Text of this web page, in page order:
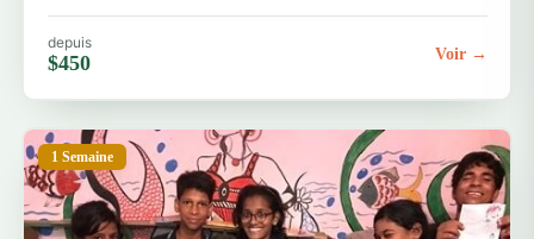
depuis
$450 Voir →
1 Semaine